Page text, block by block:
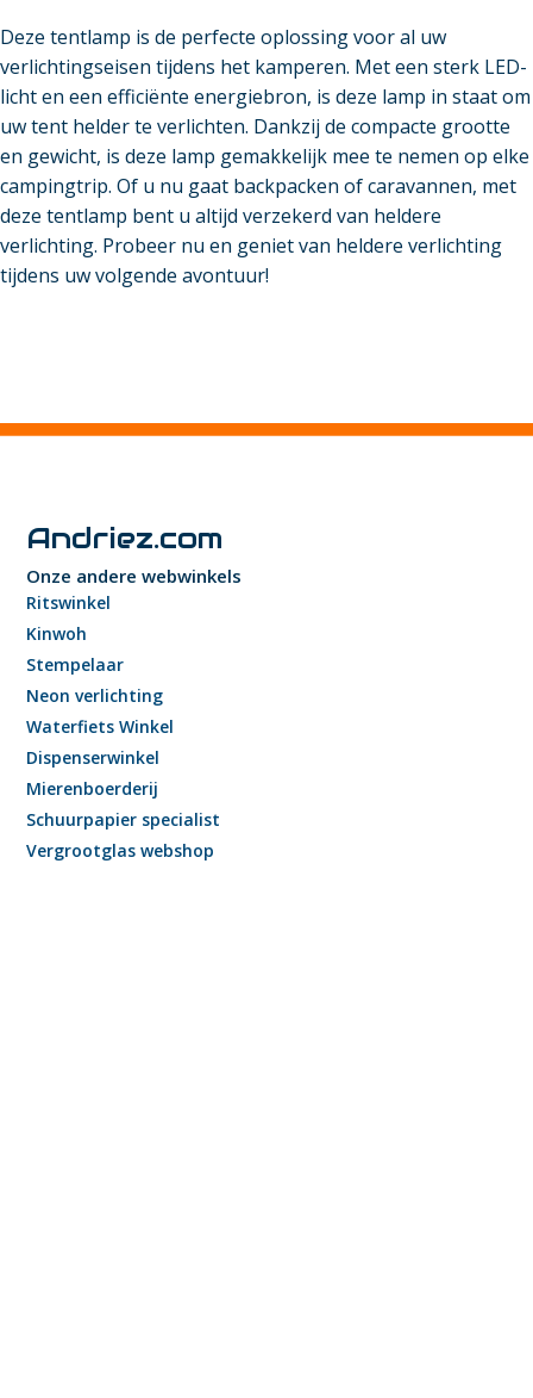
Deze tentlamp is de perfecte oplossing voor al uw
verlichtingseisen tijdens het kamperen. Met een sterk LED-
licht en een efficiënte energiebron, is deze lamp in staat om
uw tent helder te verlichten. Dankzij de compacte grootte
en gewicht, is deze lamp gemakkelijk mee te nemen op elke
campingtrip. Of u nu gaat backpacken of caravannen, met
deze tentlamp bent u altijd verzekerd van heldere
verlichting. Probeer nu en geniet van heldere verlichting
tijdens uw volgende avontuur!
Andriez.com
Onze andere webwinkels
Ritswinkel
Kinwoh
Stempelaar
Neon verlichting
Waterfiets Winkel
Dispenserwinkel
Mierenboerderij
Schuurpapier specialist
Vergrootglas webshop